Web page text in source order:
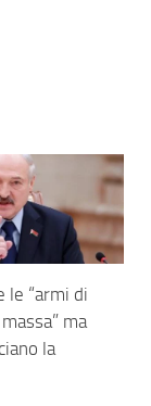
le “armi di
ma
la